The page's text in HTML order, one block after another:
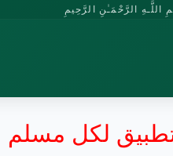
اللَّـهِ الرَّحْمَـٰنِ الرَّحِيمِ
لكل مسلم